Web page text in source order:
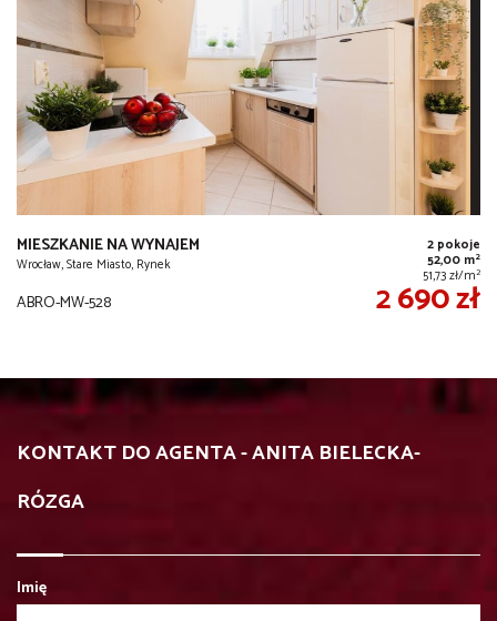
MIESZKANIE NA WYNAJEM
Wrocław, Stare Miasto, Rynek
2 pokoje
52,00 m2
51,73 zł/m2
ABRO-MW-528 2 690 zł
KONTAKT DO AGENTA - ANITA BIELECKA-
RÓZGA
Imię